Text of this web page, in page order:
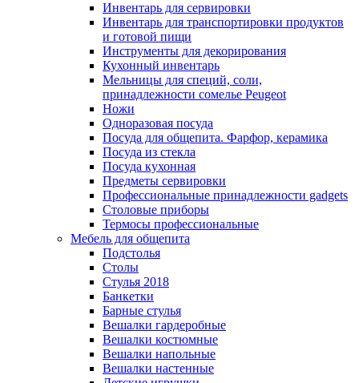
Инвентарь для сервировки
Инвентарь для транспортировки продуктов
и готовой пищи
Инструменты для декорирования
Кухонный инвентарь
Мельницы для специй, соли,
принадлежности сомелье Peugeot
Ножи
Одноразовая посуда
Посуда для общепита. Фарфор, керамика
Посуда из стекла
Посуда кухонная
Предметы сервировки
Профессиональные принадлежности gadgets
Столовые приборы
Термосы профессиональные
Мебель для общепита
Подстолья
Столы
Стулья 2018
Банкетки
Барные стулья
Вешалки гардеробные
Вешалки костюмные
Вешалки напольные
Вешалки настенные